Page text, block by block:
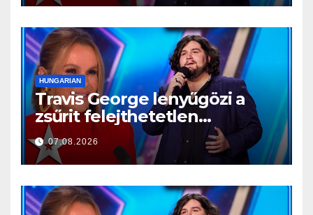
HUNGARIAN
Travis George lenyűgözi a
zsűrit felejthetetlen
előadásával
07.08.2026